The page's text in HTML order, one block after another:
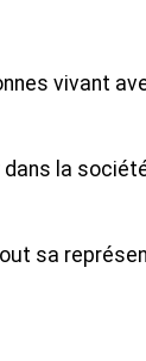
vivant
la
sa